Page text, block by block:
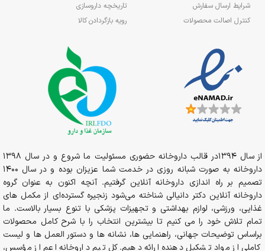
شرایط ارسال سفارش
کنترل اصالت محصولات
تاریخچه داروسازی
رویه بازگردادن کالا
از سال 1394در قالب داروخانه حضوری مسئولیت ما شروع و در سال 1398
داروخانه به صورت شبانه روزی در خدمت شما عزیزان بوده و در سال 1400
تصمیم بر راه اندازی داروخانه آنلاین گرفتیم. آنچه اکنون به عنوان گروه
داروخانه آنلاین دکتر دانیالی شناخته می‌شود زنجیره گسترده‌ای از مکمل های
غذایی، ورزشی، لوازم بهداشتی و تجهیزات پزشکی با تنوع بسیار بالاست. ما
تمام تلاش خود را می کنیم تا بیشترین انتخاب را با شرح کامل محصولات
براساس توضیحات جهانی، راهنمایی ها، نشانه ها و دستور العمل ها و لیست
کاملی از مواد تشکیل دهنده ارائه دهیم. کل تیم داروخانه اعم از مؤسس،